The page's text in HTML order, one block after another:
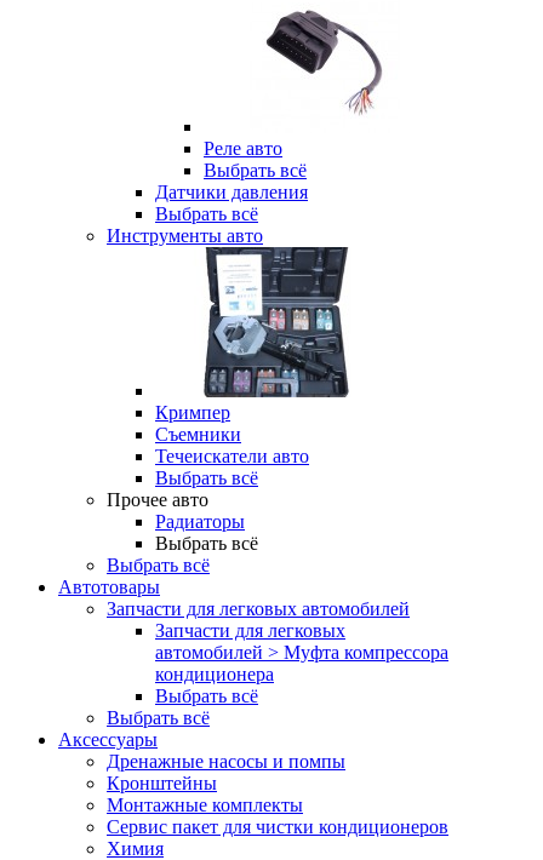
Реле авто
Выбрать всё
Датчики давления
Выбрать всё
Инструменты авто
Кримпер
Съемники
Течеискатели авто
Выбрать всё
Прочее авто
Радиаторы
Выбрать всё
Выбрать всё
Автотовары
Запчасти для легковых автомобилей
Запчасти для легковых
автомобилей > Муфта компрессора
кондиционера
Выбрать всё
Выбрать всё
Аксессуары
Дренажные насосы и помпы
Кронштейны
Монтажные комплекты
Сервис пакет для чистки кондиционеров
Химия